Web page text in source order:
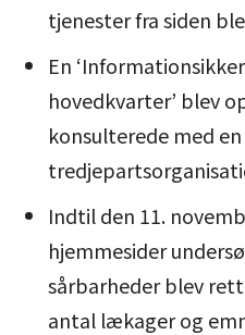
tjenester fra siden
En
hovedkvarter’ blev
konsulterede med
Indtil den 11.
hjemmesider
sårbarheder blev
antal lækager og